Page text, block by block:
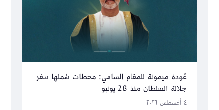
عُودة ميمونة للمقام السامي: محطات شملها سفر
جلالة السلطان منذ 28 يونيو
٤ أغسطس ٢٠٢٦